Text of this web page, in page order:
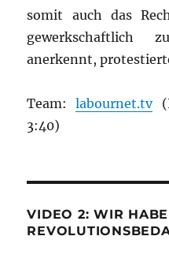
somit auch das
gewerkschaftlich
anerkennt,
Team:labournet.tv
3:40)
VIDEO 2: WIR